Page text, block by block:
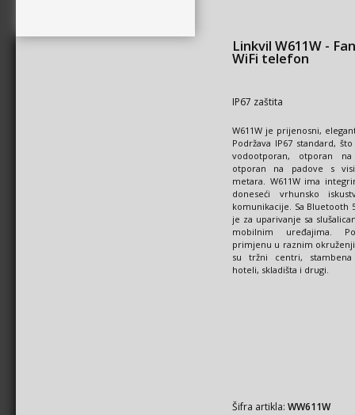
Linkvil W611W -
WiFi telefon
IP67 zaštita
W611W je prijenosni,
Podržava IP67 standard,
vodootporan, otporan
otporan na padove s
metara. W611W ima
doneseći vrhunsko
komunikacije. Sa Bluetooth
je za uparivanje sa
mobilnim uređajima.
primjenu u raznim
su tržni centri, stambena
hoteli, skladišta i drugi.
Šifra artikla:WW611W